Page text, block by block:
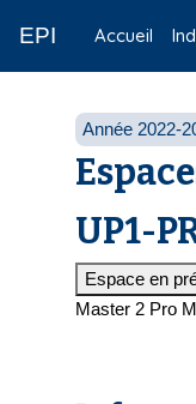
EPI Accueil
Année 2022-
UP1-
Espace en
Master 2 Pro